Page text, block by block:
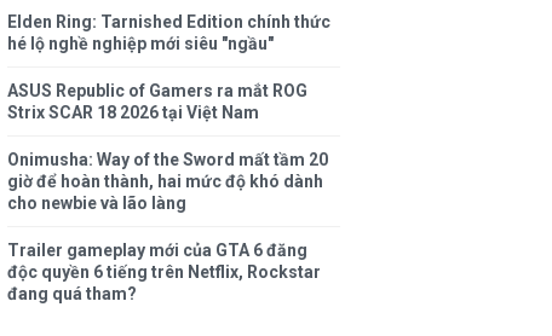
Elden Ring: Tarnished Edition chính thức
hé lộ nghề nghiệp mới siêu "ngầu"
ASUS Republic of Gamers ra mắt ROG
Strix SCAR 18 2026 tại Việt Nam
Onimusha: Way of the Sword mất tầm 20
giờ để hoàn thành, hai mức độ khó dành
cho newbie và lão làng
Trailer gameplay mới của GTA 6 đăng
độc quyền 6 tiếng trên Netflix, Rockstar
đang quá tham?